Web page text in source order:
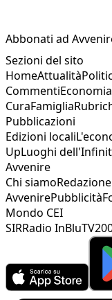
Abbonati ad
Sezioni del sito
HomeAttualità
CommentiEconomia
CuraFamiglia
Pubblicazioni
Edizioni locali
UpLuoghi
Avvenire
Chi siamoRedazione
AvvenirePubblicità
Mondo CEI
SIRRadio InBlu